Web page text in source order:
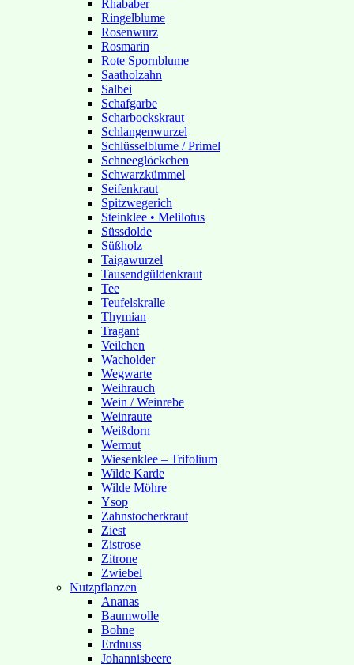
Rhababer
Ringelblume
Rosenwurz
Rosmarin
Rote Spornblume
Saatholzahn
Salbei
Schafgarbe
Scharbockskraut
Schlangenwurzel
Schlüsselblume / Primel
Schneeglöckchen
Schwarzkümmel
Seifenkraut
Spitzwegerich
Steinklee • Melilotus
Süssdolde
Süßholz
Taigawurzel
Tausendgüldenkraut
Tee
Teufelskralle
Thymian
Tragant
Veilchen
Wacholder
Wegwarte
Weihrauch
Wein / Weinrebe
Weinraute
Weißdorn
Wermut
Wiesenklee – Trifolium
Wilde Karde
Wilde Möhre
Ysop
Zahnstocherkraut
Ziest
Zistrose
Zitrone
Zwiebel
Nutzpflanzen
Ananas
Baumwolle
Bohne
Erdnuss
Johannisbeere